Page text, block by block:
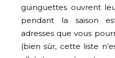
guinguettes ouvrent
pendant la saison
adresses que vous
(bien sûr, cette liste